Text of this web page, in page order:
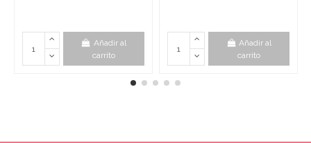
Añadir al
carrito
Añadir al
carrito